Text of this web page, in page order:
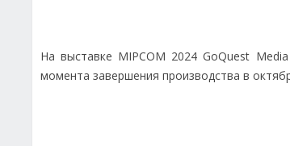
На выставке MIPCOM 2024 GoQuest
момента завершения производства в